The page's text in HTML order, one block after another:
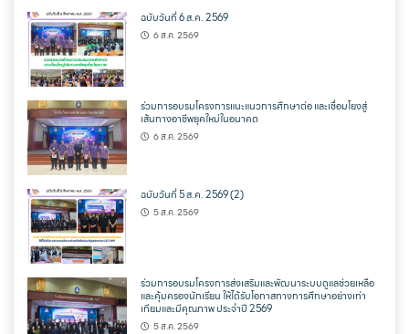
ฉบับวันที่ 6 ส.ค. 2569
6 ส.ค. 2569
ร่วมการอบรมโครงการแนะแนวการศึกษาต่อ และเชื่อมโยงสู่
เส้นทางอาชีพยุคใหม่ในอนาคต
6 ส.ค. 2569
ฉบับวันที่ 5 ส.ค. 2569 (2)
5 ส.ค. 2569
ร่วมการอบรมโครงการส่งเสริมและพัฒนาระบบดูแลช่วยเหลือ
และคุ้มครองนักเรียน ให้ได้รับโอกาสทางการศึกษาอย่างเท่า
เทียมและมีคุณภาพ ประจำปี 2569
5 ส.ค. 2569